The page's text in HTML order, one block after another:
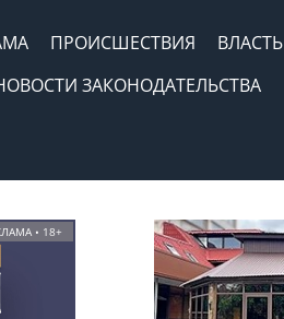
ПРОИСШЕСТВИЯ
ВЛАСТЬ
ЗАКОНОДАТЕЛЬСТВА
• 18+